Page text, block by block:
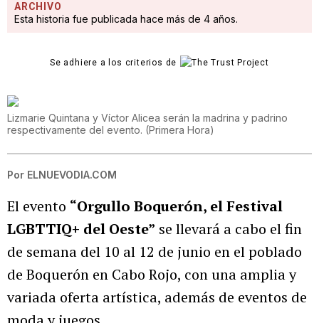
ARCHIVO
Esta historia fue publicada hace más de 4 años.
Se adhiere a los criterios de
Lizmarie Quintana y Víctor Alicea serán la madrina y padrino
respectivamente del evento. (Primera Hora)
Por ELNUEVODIA.COM
El evento “Orgullo Boquerón, el Festival
LGBTTIQ+ del Oeste” se llevará a cabo el fin
de semana del 10 al 12 de junio en el poblado
de Boquerón en Cabo Rojo, con una amplia y
variada oferta artística, además de eventos de